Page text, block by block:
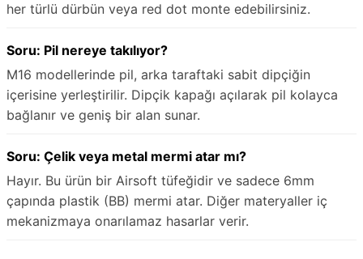
her türlü dürbün veya red dot monte edebilirsiniz.
Soru: Pil nereye takılıyor?
M16 modellerinde pil, arka taraftaki sabit dipçiğin
içerisine yerleştirilir. Dipçik kapağı açılarak pil kolayca
bağlanır ve geniş bir alan sunar.
Soru: Çelik veya metal mermi atar mı?
Hayır. Bu ürün bir Airsoft tüfeğidir ve sadece 6mm
çapında plastik (BB) mermi atar. Diğer materyaller iç
mekanizmaya onarılamaz hasarlar verir.